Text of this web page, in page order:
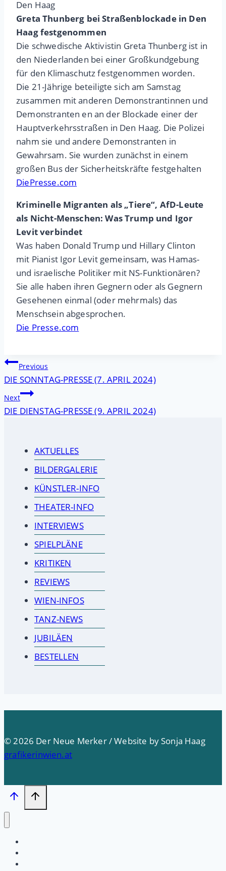
Den Haag
Greta Thunberg bei Straßenblockade in Den
Haag festgenommen
Die schwedische Aktivistin Greta Thunberg ist in
den Niederlanden bei einer Großkundgebung
für den Klimaschutz festgenommen worden.
Die 21-Jährige beteiligte sich am Samstag
zusammen mit anderen Demonstrantinnen und
Demonstranten en an der Blockade einer der
Hauptverkehrsstraßen in Den Haag. Die Polizei
nahm sie und andere Demonstranten in
Gewahrsam. Sie wurden zunächst in einem
großen Bus der Sicherheitskräfte festgehalten
DiePresse.com
Kriminelle Migranten als „Tiere“, AfD-Leute
als Nicht-Menschen: Was Trump und Igor
Levit verbindet
Was haben Donald Trump und Hillary Clinton
mit Pianist Igor Levit gemeinsam, was Hamas-
und israelische Politiker mit NS-Funktionären?
Sie alle haben ihren Gegnern oder als Gegnern
Gesehenen einmal (oder mehrmals) das
Menschsein abgesprochen.
Die Presse.com
Beitragsnavigation
Previous
DIE SONNTAG-PRESSE (7. APRIL 2024)
Next
DIE DIENSTAG-PRESSE (9. APRIL 2024)
AKTUELLES
BILDERGALERIE
KÜNSTLER-INFO
THEATER-INFO
INTERVIEWS
SPIELPLÄNE
KRITIKEN
REVIEWS
WIEN-INFOS
TANZ-NEWS
JUBILÄEN
BESTELLEN
© 2026 Der Neue Merker / Website by Sonja Haag
grafikerinwien.at